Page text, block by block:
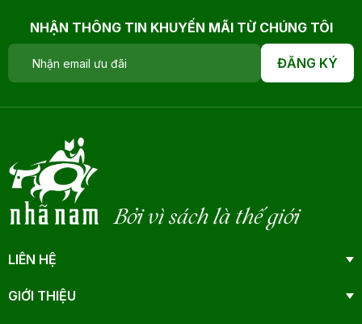
NHẬN THÔNG TIN KHUYẾN MÃI TỪ CHÚNG TÔI
ĐĂNG KÝ
Bởi vì sách là thế giới
LIÊN HỆ
GIỚI THIỆU